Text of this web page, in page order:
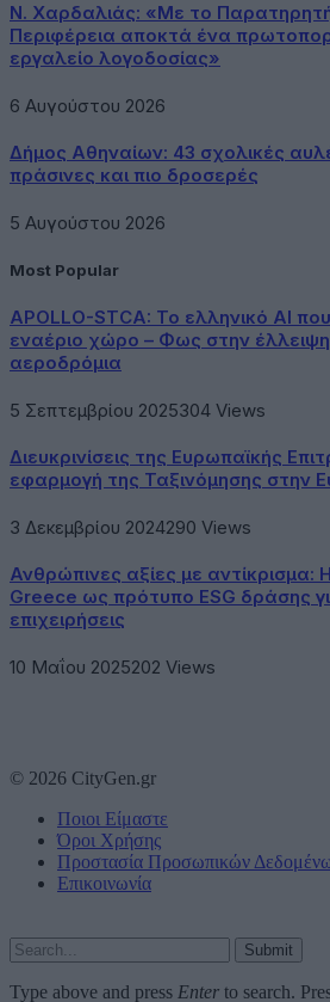
Ν. Χαρδαλιάς: «Με το
Περιφέρεια αποκτά ένα
εργαλείο λογοδοσίας»
6 Αυγούστου 2026
Δήμος Αθηναίων: 43 σχολικές
πράσινες και πιο δροσερές
5 Αυγούστου 2026
Most Popular
APOLLO-STCA: Το ελληνικό AI
εναέριο χώρο – Φως στην
αεροδρόμια
5 Σεπτεμβρίου 2025304 Views
Διευκρινίσεις της Ευρωπαϊκής
εφαρμογή της Ταξινόμησης στην
3 Δεκεμβρίου 2024290 Views
Ανθρώπινες αξίες με
Greece ως πρότυπο ESG δράσης
επιχειρήσεις
10 Μαΐου 2025202 Views
© 2026 CityGen.gr
Ποιοι Είμαστε
Όροι Χρήσης
Προστασία Προσωπικών
Επικοινωνία
Submit
Type above and press Enter to search.